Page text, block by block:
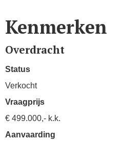
Kenmerken
Overdracht
Status
Verkocht
Vraagprijs
€ 499.000,- k.k.
Aanvaarding